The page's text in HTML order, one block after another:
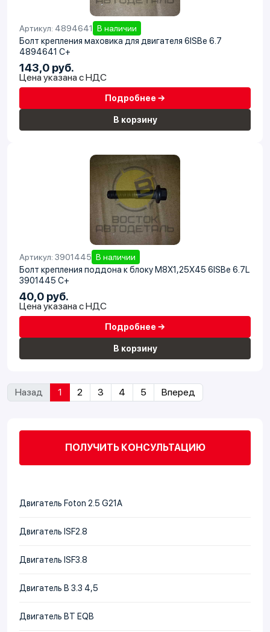
ПОЛУЧИТЬ КОНСУЛЬТАЦИЮ
Двигатель Foton 2.5 G21A
Двигатель ISF2.8
Двигатель ISF3.8
Двигатель В 3.3 4,5
Двигатель BT EQB
Артикул: 4894641 В наличии
Болт крепления маховика для двигателя 6ISBe 6.7
4894641 C+
143,0 руб.
Цена указана с НДС
Подробнее →
В корзину
Артикул: 3901445 В наличии
Болт крепления поддона к блоку M8X1,25X45 6ISBe 6.7L
3901445 C+
40,0 руб.
Цена указана с НДС
Подробнее →
В корзину
Назад 1 2 3 4 5 Вперед